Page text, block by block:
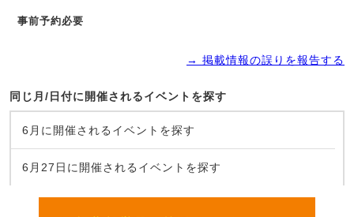
事前予約必要
→ 掲載情報の誤りを報告する
同じ月/日付に開催されるイベントを探す
6月に開催されるイベントを探す
6月27日に開催されるイベントを探す